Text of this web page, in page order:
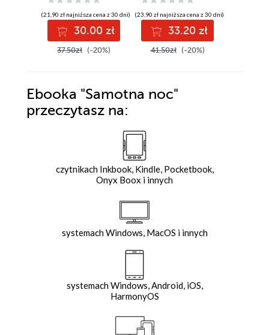
(21,90 zł najniższa cena z 30 dni)
30.00 zł
37.50zł (-20%)
(23,90 zł najniższa cena z 30 dni)
33.20 zł
41.50zł (-20%)
Ebooka "Samotna noc"
przeczytasz na:
czytnikach Inkbook, Kindle, Pocketbook,
Onyx Boox i innych
systemach Windows, MacOS i innych
systemach Windows, Android, iOS,
HarmonyOS